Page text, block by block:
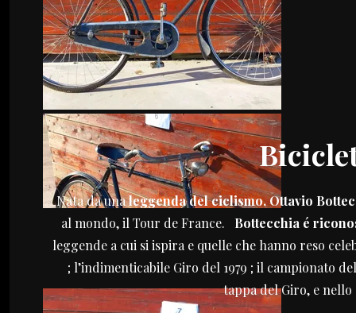
Nata da unaleggenda del ciclismo, Ottavio
al mondo, il Tour de France.
Bottecchia é
leggende a cui si ispira e quelle che hanno reso
; l’indimenticabile Giro del 1979 ; il campionato
tappa del Giro, e